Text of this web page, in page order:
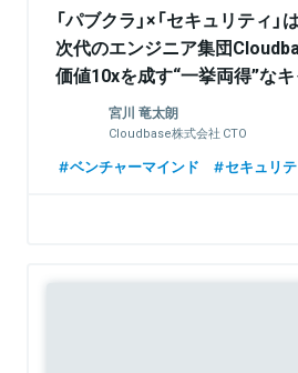
「パブクラ」×「セキュリティ
次代のエンジニア集団
価値10xを成す“一挙両得”な
宮川 竜太朗
Cloudbase株式会社 CTO
ベンチャーマインド セキュリ